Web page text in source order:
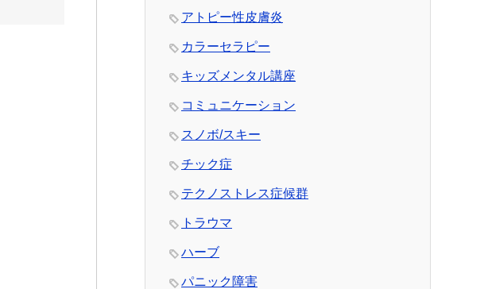
アトピー性皮膚炎
カラーセラピー
キッズメンタル講座
コミュニケーション
スノボ/スキー
チック症
テクノストレス症候群
トラウマ
ハーブ
パニック障害